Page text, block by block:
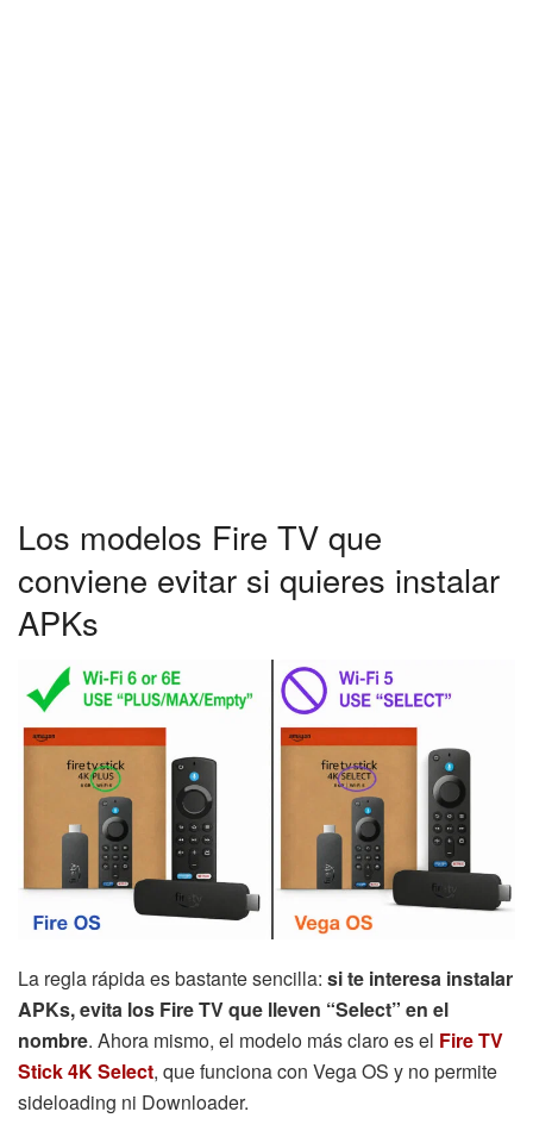
Los modelos Fire TV que
conviene evitar si quieres instalar
APKs
La regla rápida es bastante sencilla: si te interesa instalar
APKs, evita los Fire TV que lleven “Select” en el
nombre. Ahora mismo, el modelo más claro es el Fire TV
Stick 4K Select, que funciona con Vega OS y no permite
sideloading ni Downloader.